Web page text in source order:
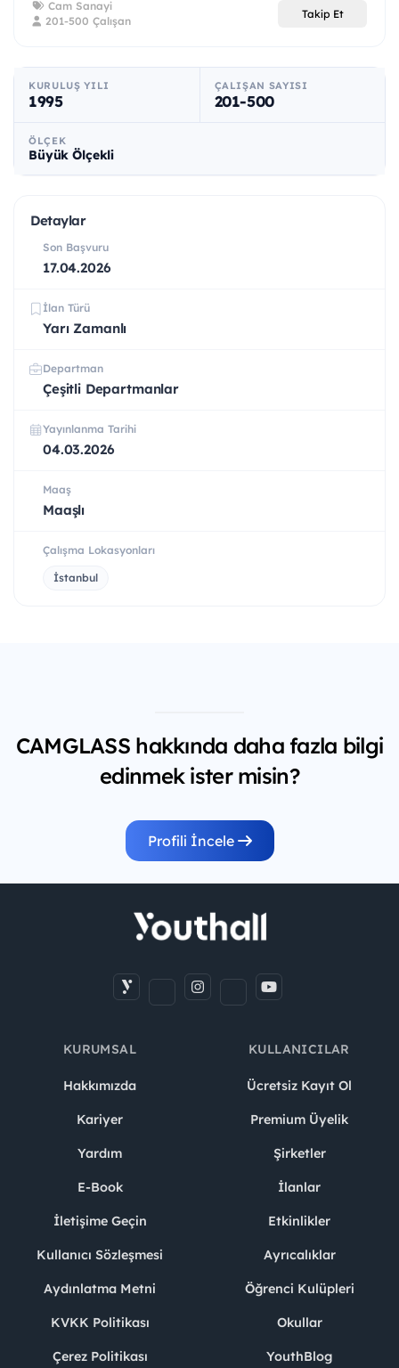
Cam Sanayi
201-500 Çalışan
Takip Et
KURULUŞ YILI
1995
ÇALIŞAN SAYISI
201-500
ÖLÇEK
Büyük Ölçekli
Detaylar
Son Başvuru
17.04.2026
İlan Türü
Yarı Zamanlı
Departman
Çeşitli Departmanlar
Yayınlanma Tarihi
04.03.2026
Maaş
Maaşlı
Çalışma Lokasyonları
İstanbul
CAMGLASS hakkında daha fazla bilgi
edinmek ister misin?
Profili İncele
KURUMSAL
Hakkımızda
Kariyer
Yardım
E-Book
İletişime Geçin
Kullanıcı Sözleşmesi
Aydınlatma Metni
KVKK Politikası
Çerez Politikası
KULLANICILAR
Ücretsiz Kayıt Ol
Premium Üyelik
Şirketler
İlanlar
Etkinlikler
Ayrıcalıklar
Öğrenci Kulüpleri
Okullar
YouthBlog